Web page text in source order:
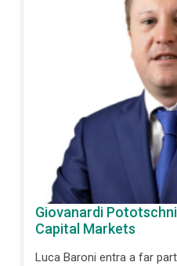
Giovanardi
Capital Markets
Luca Baroni entra a far